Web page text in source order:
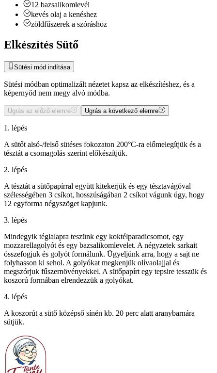
12 bazsalikomlevél
kevés olaj a kenéshez
zöldfűszerek a szóráshoz
Elkészítés Sütő
Sütési mód indítása
Sütési módban optimalizált nézetet kapsz az elkészítéshez, és a
képernyőd nem megy alvó módba.
Ugrás az előző elemre Ugrás a következő elemre
1. lépés
A sütőt alsó-/felső sütéses fokozaton 200°C-ra előmelegítjük és a
tésztát a csomagolás szerint előkészítjük.
2. lépés
A tésztát a sütőpapírral együtt kitekerjük és egy tésztavágóval
szélességében 3 csíkot, hosszúságában 2 csíkot vágunk úgy, hogy
12 egyforma négyszöget kapjunk.
3. lépés
Mindegyik téglalapra teszünk egy koktélparadicsomot, egy
mozzarellagolyót és egy bazsalikomlevelet. A négyzetek sarkait
összefogjuk és golyót formálunk. Ügyeljünk arra, hogy a sajt ne
folyhasson ki sehol. A golyókat megkenjük olívaolajjal és
megszórjuk fűszernövényekkel. A sütőpapírt egy tepsire tesszük és
koszorú formában elrendezzük a golyókat.
4. lépés
A koszorút a sütő középső sínén kb. 20 perc alatt aranybarnára
sütjük.